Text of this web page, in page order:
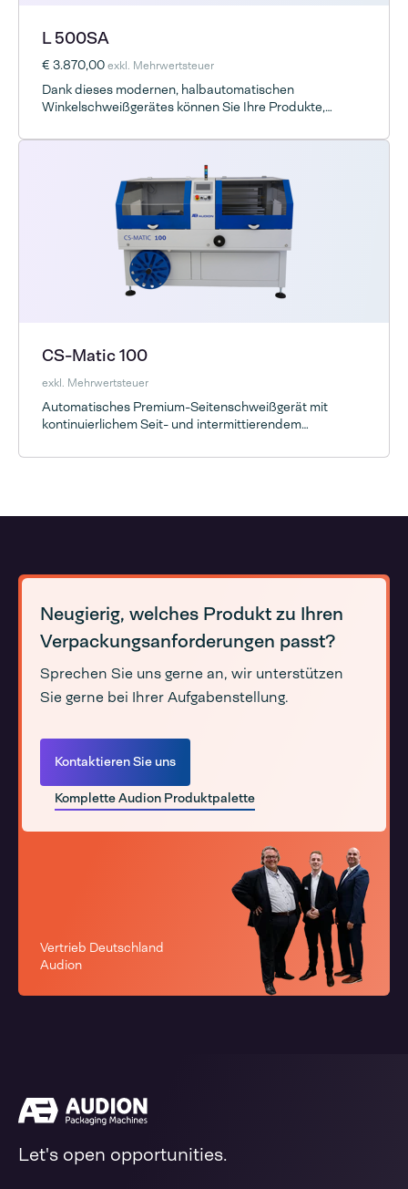
L 500SA
€ 3.870,00exkl. Mehrwertsteuer
Dank dieses modernen, halbautomatischen
Winkelschweißgerätes können Sie Ihre Produkte,
verpacken.
CS-Matic 100
exkl. Mehrwertsteuer
Automatisches Premium-Seitenschweißgerät mit
kontinuierlichem Seit- und intermittierendem
Neugierig, welches Produkt zu Ihren
Verpackungsanforderungen passt?
Sprechen Sie uns gerne an, wir unterstützen
Sie gerne bei Ihrer Aufgabenstellung.
Kontaktieren Sie uns
Komplette Audion Produktpalette
Vertrieb Deutschland
Audion
Let's open opportunities.